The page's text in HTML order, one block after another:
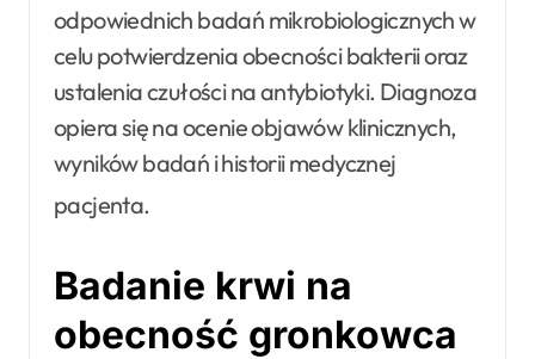
odpowiednich badań mikrobiologicznych w
celu potwierdzenia obecności bakterii oraz
ustalenia czułości na antybiotyki. Diagnoza
opiera się na ocenie objawów klinicznych,
wyników badań i historii medycznej
pacjenta.
Badanie krwi na
obecność gronkowca